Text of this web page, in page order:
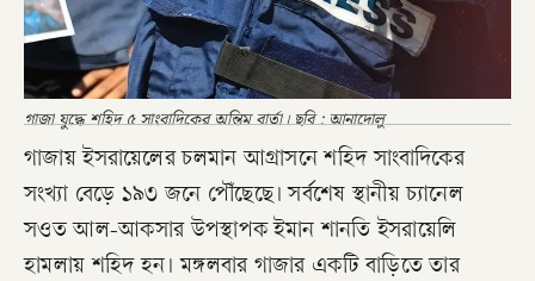
গাজা যুদ্ধে শহিদ ৫ সাংবাদিকের অন্তিম বার্তা। ছবি : আনাদোলু
গাজায় ইসরায়েলের চলমান আগ্রাসনে শহিদ সাংবাদিকের
সংখ্যা বেড়ে ১৯৩ জনে পৌঁছেছে। সর্বশেষ স্থানীয় চ্যানেল
সওত আল-আকসার উপস্থাপক ইমান শানতি ইসরায়েলি
হামলায় শহিদ হন। মঙ্গলবার গাজার একটি বাড়িতে তার